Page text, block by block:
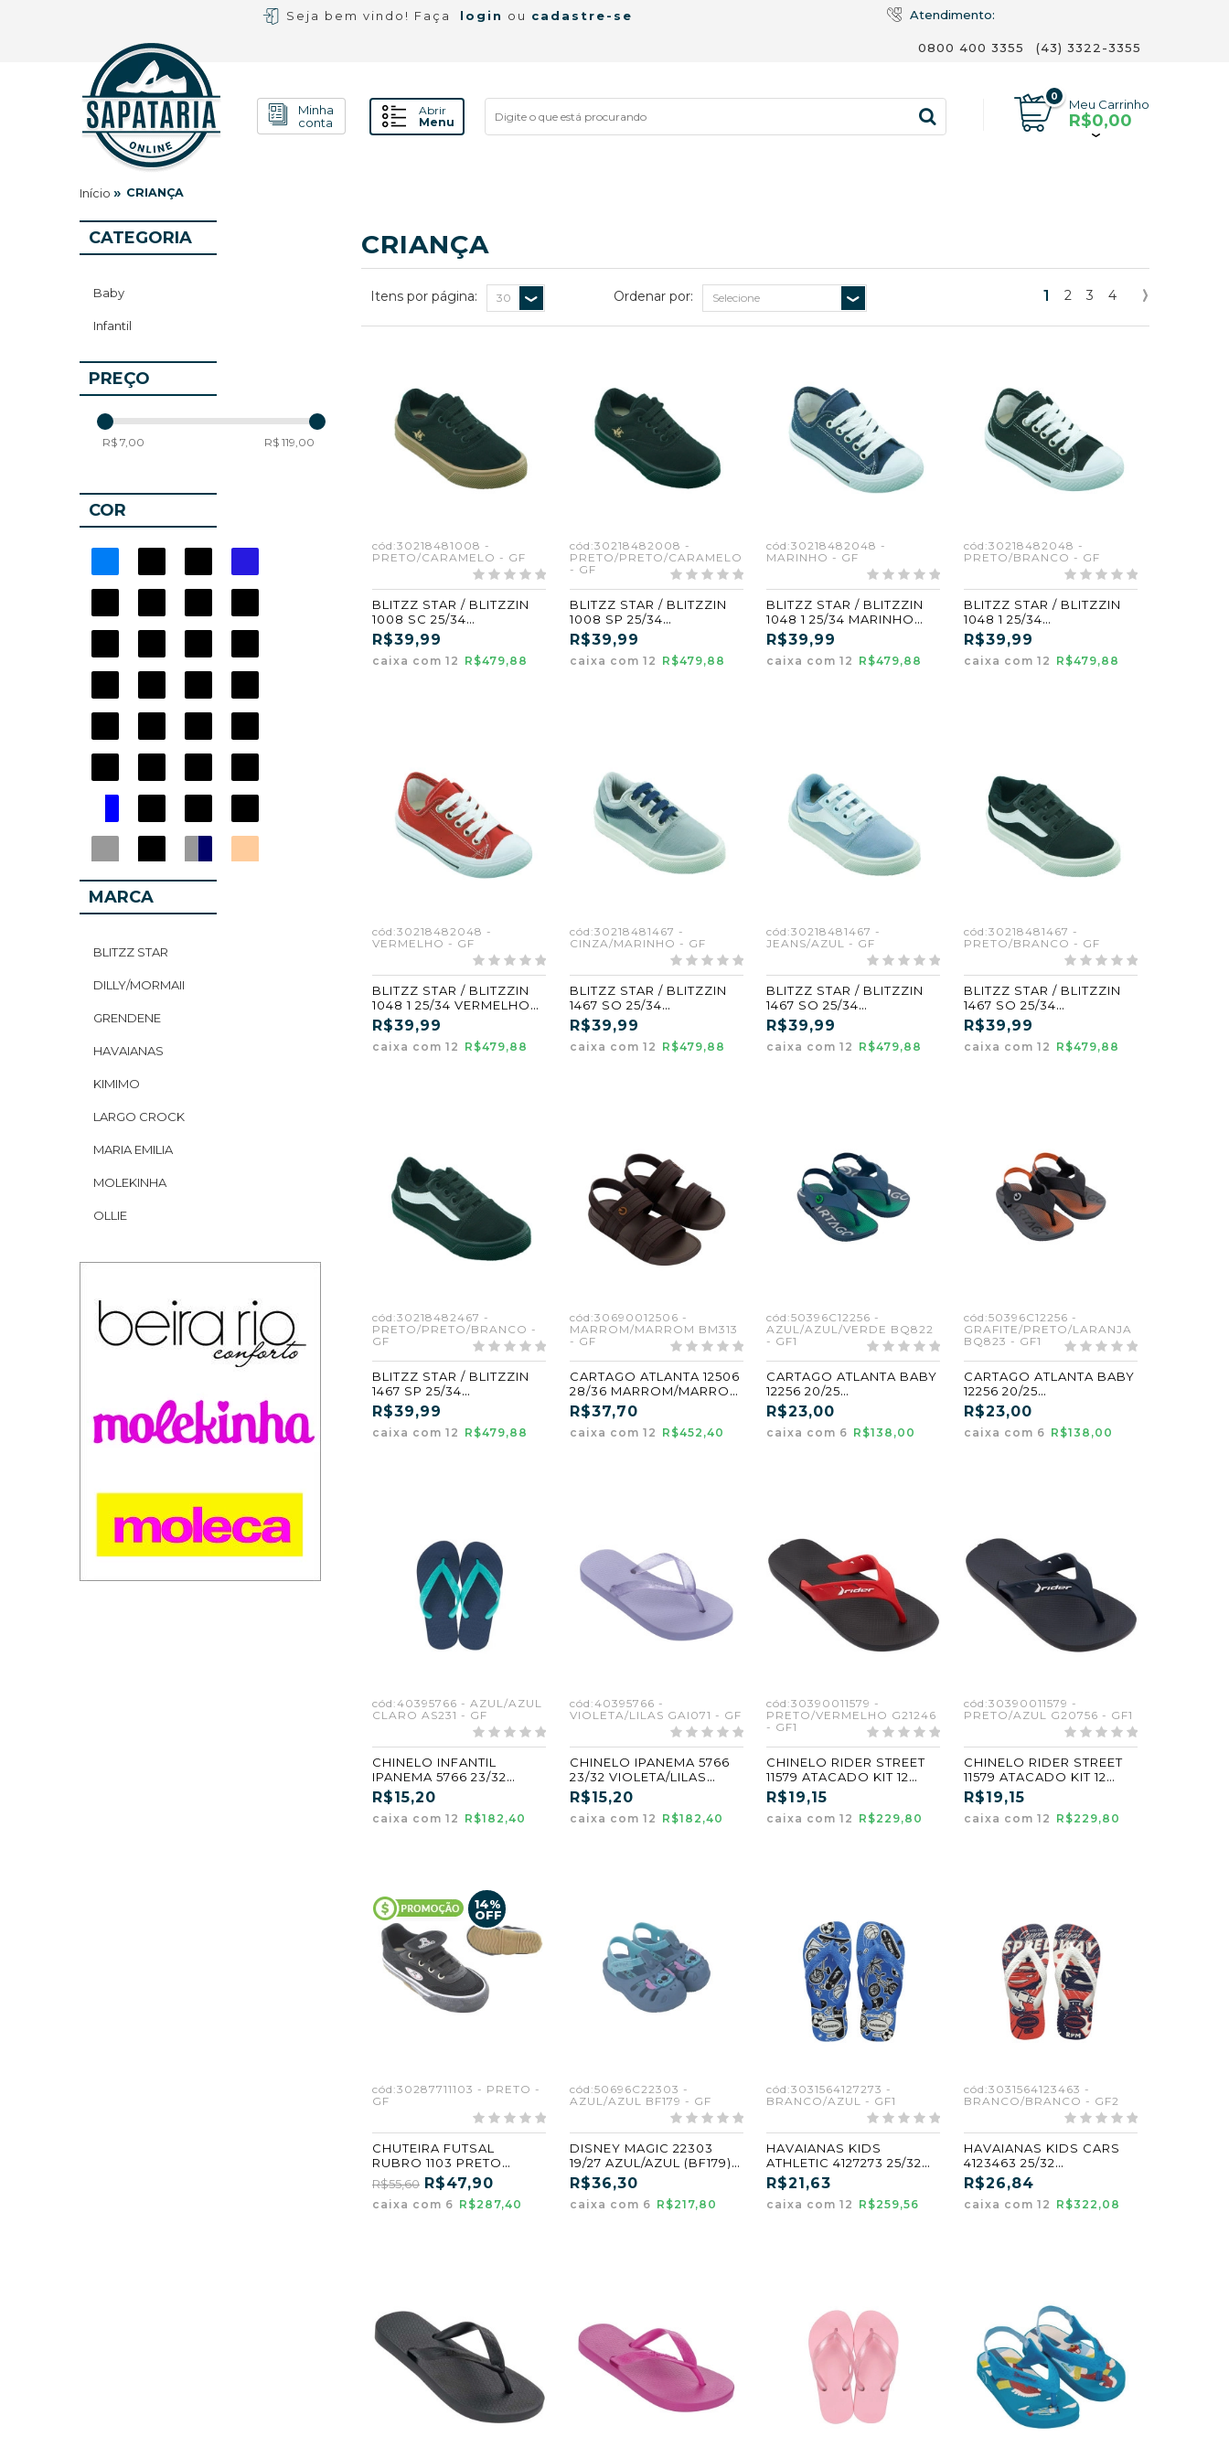
Seja bem vindo! Faça login ou cadastre-se Atendimento:
0800 400 3355 (43) 3322-3355
Minha
conta
Abrir
Menu
0
Meu Carrinho
R$0,00
Início » CRIANÇA
CATEGORIA
Baby
Infantil
PREÇO
R$ 7,00 R$ 119,00
COR
MARCA
BLITZZ STAR
DILLY/MORMAII
GRENDENE
HAVAIANAS
KIMIMO
LARGO CROCK
MARIA EMILIA
MOLEKINHA
OLLIE
REP-PLAY
RUBRO
CRIANÇA
Itens por página: Ordenar por: 1 2 3 4
cód:30218481008 -
PRETO/CARAMELO - GF
BLITZZ STAR / BLITZZIN
1008 SC 25/34
PRETO/CARAMELO (GF)
R$39,99
caixa com 12 R$479,88
cód:30218482008 -
PRETO/PRETO/CARAMELO
- GF
BLITZZ STAR / BLITZZIN
1008 SP 25/34
PRETO/PRETO/CARAMEL
O (GF)
R$39,99
caixa com 12 R$479,88
cód:30218482048 -
MARINHO - GF
BLITZZ STAR / BLITZZIN
1048 1 25/34 MARINHO
(GF)
R$39,99
caixa com 12 R$479,88
cód:30218482048 -
PRETO/BRANCO - GF
BLITZZ STAR / BLITZZIN
1048 1 25/34
PRETO/BRANCO (GF)
R$39,99
caixa com 12 R$479,88
cód:30218482048 -
VERMELHO - GF
BLITZZ STAR / BLITZZIN
1048 1 25/34 VERMELHO
(GF)
R$39,99
caixa com 12 R$479,88
cód:30218481467 -
CINZA/MARINHO - GF
BLITZZ STAR / BLITZZIN
1467 SO 25/34
CINZA/MARINHO (GF)
R$39,99
caixa com 12 R$479,88
cód:30218481467 -
JEANS/AZUL - GF
BLITZZ STAR / BLITZZIN
1467 SO 25/34
JEANS/AZUL (GF)
R$39,99
caixa com 12 R$479,88
cód:30218481467 -
PRETO/BRANCO - GF
BLITZZ STAR / BLITZZIN
1467 SO 25/34
PRETO/BRANCO (GF)
R$39,99
caixa com 12 R$479,88
cód:30218482467 -
PRETO/PRETO/BRANCO -
GF
BLITZZ STAR / BLITZZIN
1467 SP 25/34
PRETO/PRETO/BRANCO
(GF)
R$39,99
caixa com 12 R$479,88
cód:30690012506 -
MARROM/MARROM BM313
- GF
CARTAGO ATLANTA 12506
28/36 MARROM/MARROM
(BM313) (GF)
R$37,70
caixa com 12 R$452,40
cód:50396C12256 -
AZUL/AZUL/VERDE BQ822
- GF1
CARTAGO ATLANTA BABY
12256 20/25
AZUL/AZUL/VERDE
(BQ822) (GF1) (CX6)
R$23,00
caixa com 6 R$138,00
cód:50396C12256 -
GRAFITE/PRETO/LARANJA
BQ823 - GF1
CARTAGO ATLANTA BABY
12256 20/25
GRAFITE/PRETO/LARANJA
(BQ823) (GF1) (CX6)
R$23,00
caixa com 6 R$138,00
cód:40395766 - AZUL/AZUL
CLARO AS231 - GF
CHINELO INFANTIL
IPANEMA 5766 23/32
AZUL/AZUL CLARO
(GAS231) (GF)
R$15,20
caixa com 12 R$182,40
cód:40395766 -
VIOLETA/LILAS GAI071 - GF
CHINELO IPANEMA 5766
23/32 VIOLETA/LILAS
(GAI071) (GF)
R$15,20
caixa com 12 R$182,40
cód:30390011579 -
PRETO/VERMELHO G21246
- GF1
CHINELO RIDER STREET
11579 ATACADO KIT 12
PARES 31/36
R$19,15
caixa com 12 R$229,80
cód:30390011579 -
PRETO/AZUL G20756 - GF1
CHINELO RIDER STREET
11579 ATACADO KIT 12
PARES 31/36
R$19,15
caixa com 12 R$229,80
14%
OFF
cód:30287711103 - PRETO -
GF
CHUTEIRA FUTSAL
RUBRO 1103 PRETO
ATACADO KIT COM 6
27/32
R$55,60 R$47,90
caixa com 6 R$287,40
cód:50696C22303 -
AZUL/AZUL BF179 - GF
DISNEY MAGIC 22303
19/27 AZUL/AZUL (BF179)
(GF) (CX6)
R$36,30
caixa com 6 R$217,80
cód:3031564127273 -
BRANCO/AZUL - GF1
HAVAIANAS KIDS
ATHLETIC 4127273 25/32
BRANCO/AZUL (GF1)
R$21,63
caixa com 12 R$259,56
cód:3031564123463 -
BRANCO/BRANCO - GF2
HAVAIANAS KIDS CARS
4123463 25/32
BRANCO/BRANCO (GF2)
R$26,84
caixa com 12 R$322,08